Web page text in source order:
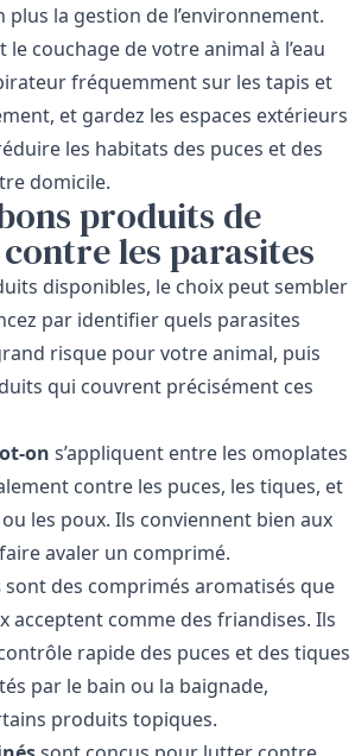
plus la gestion de l’environnement.
couchage de votre animal à l’eau
fréquemment sur les tapis et
et gardez les espaces extérieurs
les habitats des puces et des
domicile.
produits de
les parasites
disponibles, le choix peut sembler
par identifier quels parasites
risque pour votre animal, puis
qui couvrent précisément ces
on s’appliquent entre les omoplates
contre les puces, les tiques, et
les poux. Ils conviennent bien aux
avaler un comprimé.
sont des comprimés aromatisés que
acceptent comme des friandises. Ils
rapide des puces et des tiques
par le bain ou la baignade,
produits topiques.